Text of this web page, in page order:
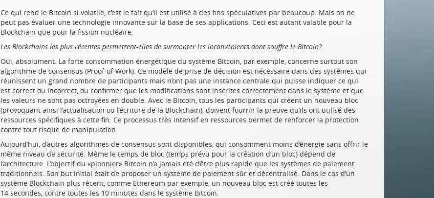
Ce qui rend le Bitcoin si volatile, c’est le fait qu’il est utilisé à des fins spéculatives par beaucoup. Mais on ne
peut pas évaluer une technologie innovante sur la base de ses applications. Ceci est autant valable pour la
Blockchain que pour la fission nucléaire.
Les Blockchains les plus récentes permettent-elles de surmonter les inconvénients dont souffre le Bitcoin?
Oui, absolument. La forte consommation énergétique du système Bitcoin, par exemple, concerne surtout son
algorithme de consensus (Proof-of-Work). Ce modèle de prise de décision est nécessaire dans des systèmes qui
réunissent un grand nombre de participants mais n’ont pas une instance centrale qui puisse indiquer ce qui
est correct ou incorrect, ou confirmer que les modifications sont inscrites correctement dans le système et que
les valeurs ne sont pas octroyées en double. Avec le Bitcoin, tous les participants qui créent un nouveau bloc
(provoquant ainsi l’actualisation ou l’écriture de la Blockchain), doivent fournir la preuve qu’ils ont utilisé des
ressources spécifiques à cette fin. Ce processus très intensif en ressources permet de renforcer la protection
contre tout risque de manipulation.
Aujourd’hui, d’autres algorithmes de consensus sont disponibles, qui consomment moins d’énergie sans offrir le
même niveau de sécurité. Même le temps de bloc (temps prévu pour la création d’un bloc) dépend de
l’architecture. L’objectif du «pionnier» Bitcoin n’a jamais été d’être plus rapide que les systèmes de paiement
traditionnels. Son but initial était de proposer un système de paiement sûr et décentralisé. Dans le cas d’un
système Blockchain plus récent, comme Ethereum par exemple, un nouveau bloc est créé toutes les
14 secondes, contre toutes les 10 minutes dans le système Bitcoin.